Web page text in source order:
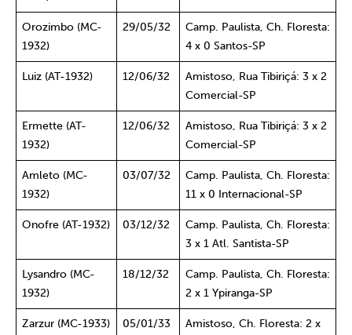
Orozimbo (MC-
1932)
29/05/32
Camp. Paulista, Ch. Floresta:
4 x 0 Santos-SP
Luiz (AT-1932) 12/06/32
Amistoso, Rua Tibiriçá: 3 x 2
Comercial-SP
Ermette (AT-
1932)
12/06/32
Amistoso, Rua Tibiriçá: 3 x 2
Comercial-SP
Amleto (MC-
1932)
03/07/32
Camp. Paulista, Ch. Floresta:
11 x 0 Internacional-SP
Onofre (AT-1932) 03/12/32
Camp. Paulista, Ch. Floresta:
3 x 1 Atl. Santista-SP
Lysandro (MC-
1932)
18/12/32
Camp. Paulista, Ch. Floresta:
2 x 1 Ypiranga-SP
Zarzur (MC-1933) 05/01/33
Amistoso, Ch. Floresta: 2 x